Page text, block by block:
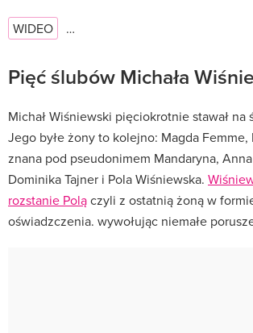
WIDEO …
Pięć ślubów Michała
Michał Wiśniewski pięciokrotnie stawał na
Jego byłe żony to kolejno: Magda Femme,
znana pod pseudonimem Mandaryna,
Dominika Tajner i Pola Wiśniewska.
rozstanie Polączyli z ostatnią żoną w
oświadzczenia. wywołując niemałe